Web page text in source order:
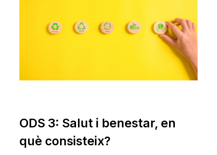
ODS 3: Salut i benestar, en
què consisteix?